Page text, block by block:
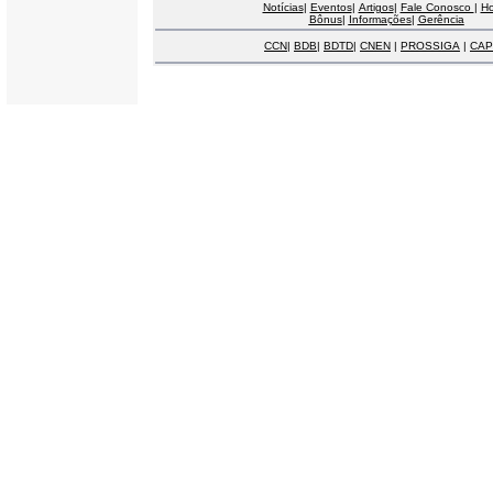
Notícias| Eventos| Artigos| Fale Conosco |
Bônus| Informações| Gerência
CCN| BDB| BDTD| CNEN | PROSSIGA |